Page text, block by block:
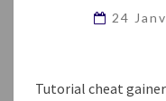
24
Tutorial cheat